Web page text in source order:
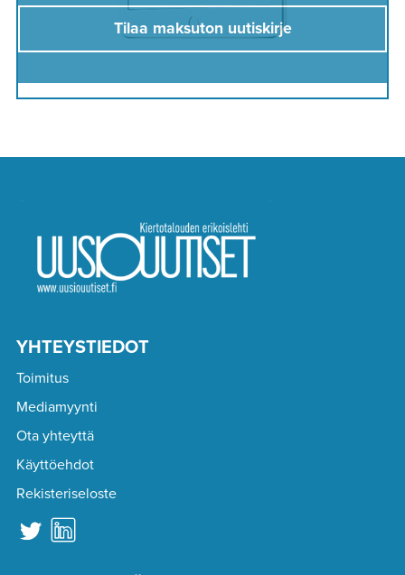
Tilaa maksuton uutiskirje
YHTEYSTIEDOT
Toimitus
Mediamyynti
Ota yhteyttä
Käyttöehdot
Rekisteriseloste